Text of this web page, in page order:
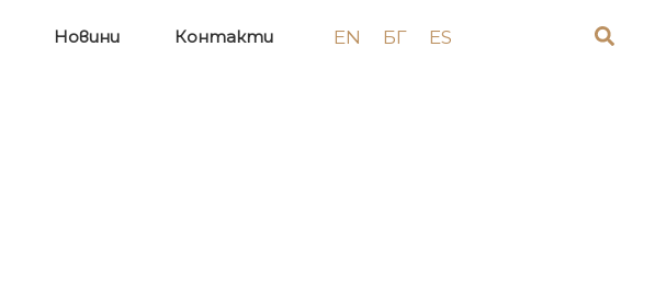
Новини Контакти EN БГ ES